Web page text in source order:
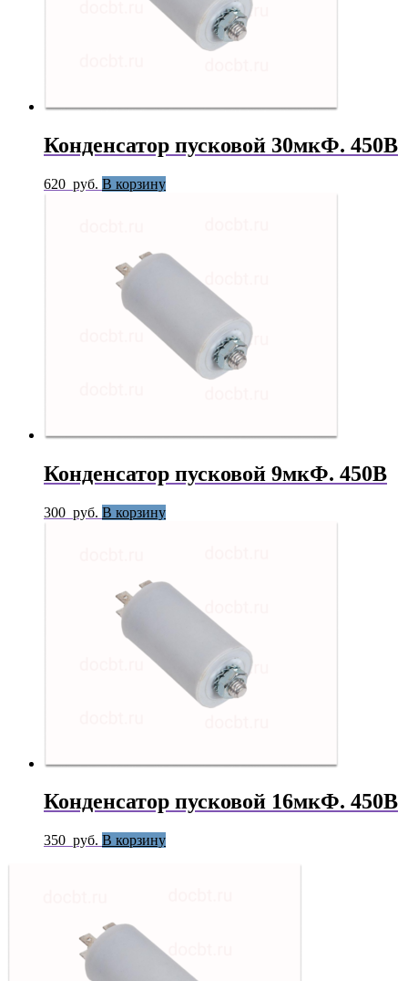
Конденсатор пусковой 30мкФ. 450В
620 руб. В корзину
Конденсатор пусковой 9мкФ. 450В
300 руб. В корзину
Конденсатор пусковой 16мкФ. 450В
350 руб. В корзину